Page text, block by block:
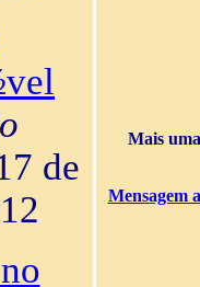
de
Mais
Mensagem